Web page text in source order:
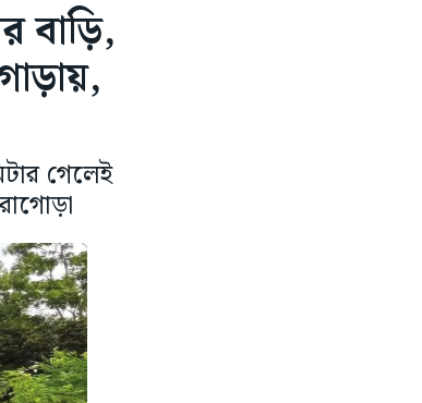
বাড়ি,
গেলেই